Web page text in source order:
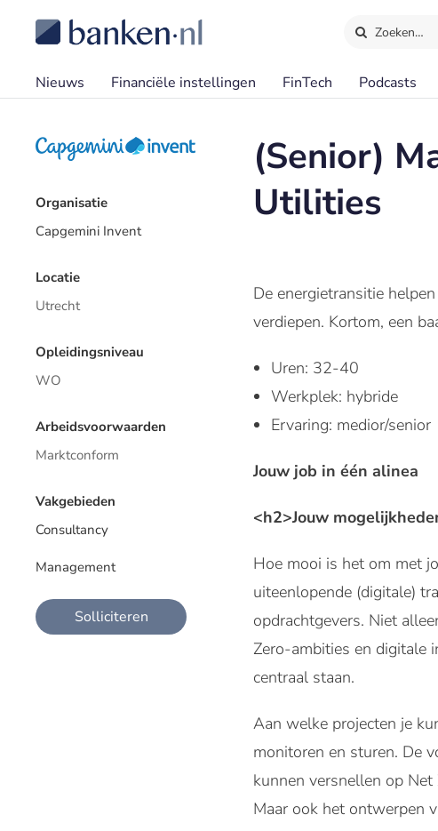
Zoeken…
Nieuws Financiële instellingen FinTech Podcasts
(Senior)
Utilities
Organisatie
Capgemini Invent
Locatie
Utrecht
Opleidingsniveau
WO
Arbeidsvoorwaarden
Marktconform
Vakgebieden
Consultancy
Management
Solliciteren
De energietransitie
verdiepen. Kortom, een
Uren: 32-40
Werkplek: hybride
Ervaring: medior/senior
Jouw job in één alinea
<h2>Jouw
Hoe mooi is het om met
uiteenlopende (digitale)
opdrachtgevers. Niet
Zero-ambities en digitale
centraal staan.
Aan welke projecten je
monitoren en sturen. De
kunnen versnellen op
Maar ook het ontwerpen